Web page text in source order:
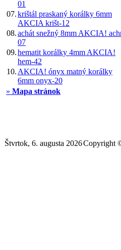
01
07.krištál praskaný korálky 6mm
AKCIA krišt-12
08.achát snežný 8mm AKCIA!
07
09.hematit korálky 4mm AKCIA!
hem-42
10. AKCIA! ónyx matný korálky
6mm onyx-20
» Mapa stránok
Štvrtok, 6. augusta 2026Copyright